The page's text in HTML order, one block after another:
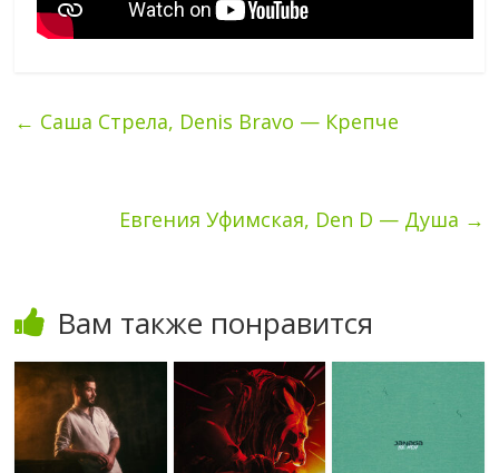
← Саша Стрела, Denis Bravo — Крепче
Евгения Уфимская, Den D — Душа →
Вам также понравится